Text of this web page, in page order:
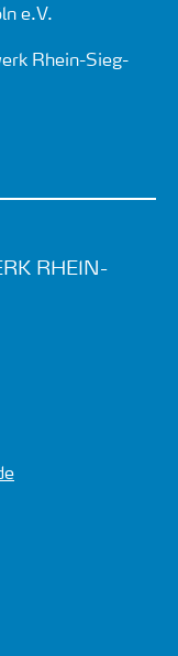
e.V.
Rhein-Sieg-
RHEIN-